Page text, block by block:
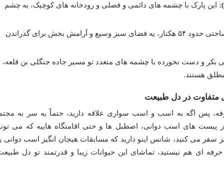
این پارک با چشمه های دائمی و فصلی و رودخانه های کوچیک، یه چشم
با مساحتی حدود ۵۴ هکتار، یه فضای سبز وسیع و آرامش بخش برای گذراندن
بکر و دست نخورده با چشمه های متعدد تو مسیر جاده جنگلی بن قلعه،
هستند.
متفاوت در دل طبیعت
پس اگه به اسب و اسب سواری علاقه دارید، حتماً یه سر به
پیست های اسب دوانی، اصطبل ها و حتی اقامتگاه هاییه که می
سفر می کنید، شانس اینو دارید که مسابقات هیجان انگیز اسب دوانی
ای هم نیستید، تماشای این حیوانات زیبا و قدرتمند تو دل